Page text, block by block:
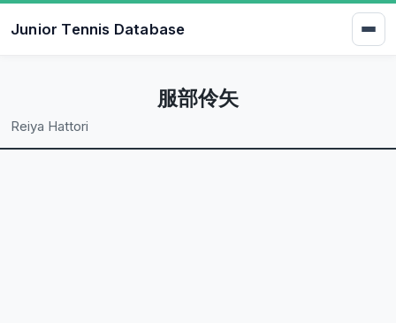
Junior Tennis Database
服部伶矢
Reiya Hattori